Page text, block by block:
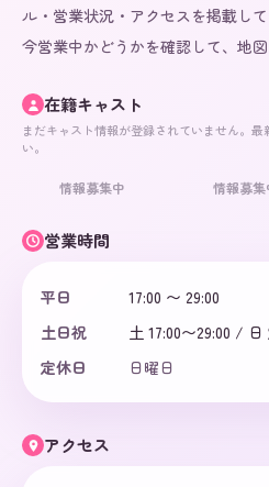
ル・営業状況・アクセスを掲載し
今営業中かどうかを確認して、地
在籍キャスト
まだキャスト情報が登録されていません。
い。
情報募集中 情報募集
営業時間
平日
17:00 〜 29:00
土日祝
土 17:00〜29:00 /
定休日
日曜日
アクセス